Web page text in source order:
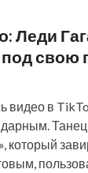
Леди
под свою
видео в
который